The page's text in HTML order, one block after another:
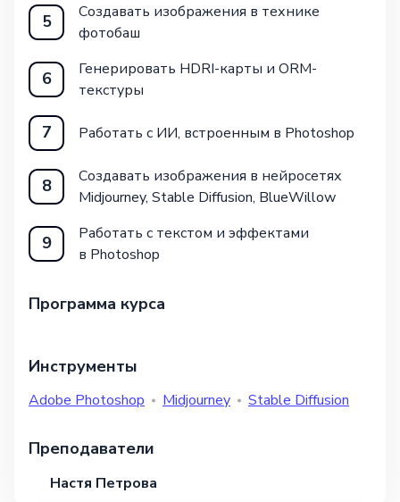
5
Создавать изображения в технике
фотобаш
6
Генерировать HDRI-карты и ORM-
текстуры
7 Работать с ИИ, встроенным в Photoshop
8
Создавать изображения в нейросетях
Midjourney, Stable Diffusion, BlueWillow
9
Работать с текстом и эффектами
в Photoshop
Программа курса
Инструменты
Adobe Photoshop Midjourney Stable Diffusion
Преподаватели
Настя Петрова